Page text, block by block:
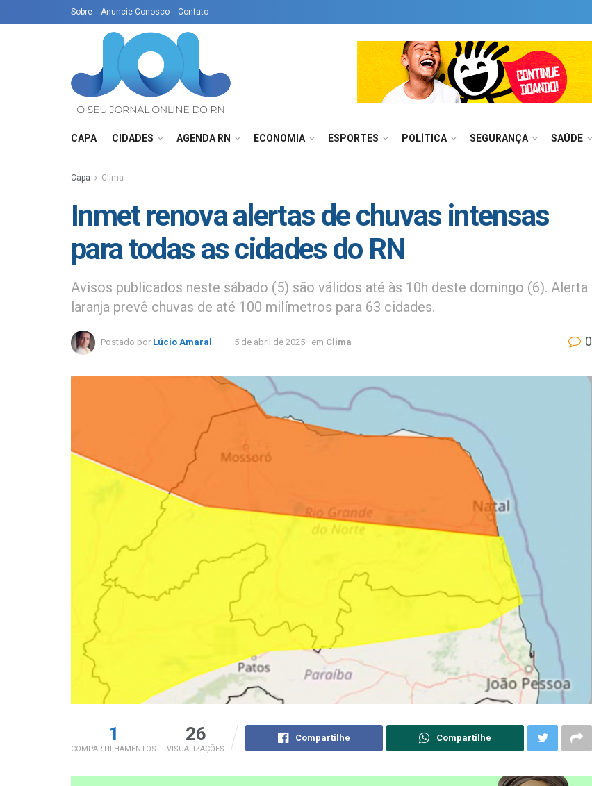
Sobre Anuncie Conosco Contato
CAPA CIDADES AGENDA RN ECONOMIA ESPORTES POLÍTICA SEGURANÇA SAÚDE
Capa Clima
Inmet renova alertas de chuvas intensas
para todas as cidades do RN
Avisos publicados neste sábado (5) são válidos até às 10h deste domingo (6). Alerta
laranja prevê chuvas de até 100 milímetros para 63 cidades.
Postado por Lúcio Amaral 5 de abril de 2025 em Clima 0
1
COMPARTILHAMENTOS
26
VISUALIZAÇÕES
Compartilhe Compartilhe